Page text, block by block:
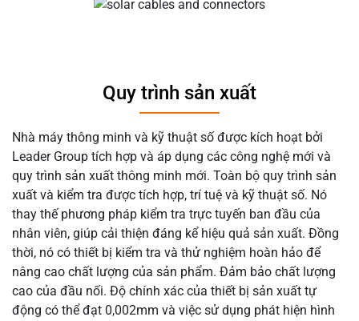
Quy trình sản xuất
Nhà máy thông minh và kỹ thuật số được kích hoạt bởi
Leader Group tích hợp và áp dụng các công nghệ mới và
quy trình sản xuất thông minh mới. Toàn bộ quy trình sản
xuất và kiểm tra được tích hợp, trí tuệ và kỹ thuật số. Nó
thay thế phương pháp kiểm tra trực tuyến ban đầu của
nhân viên, giúp cải thiện đáng kể hiệu quả sản xuất. Đồng
thời, nó có thiết bị kiểm tra và thử nghiệm hoàn hảo để
nâng cao chất lượng của sản phẩm. Đảm bảo chất lượng
cao của đầu nối. Độ chính xác của thiết bị sản xuất tự
động có thể đạt 0,002mm và việc sử dụng phát hiện hình